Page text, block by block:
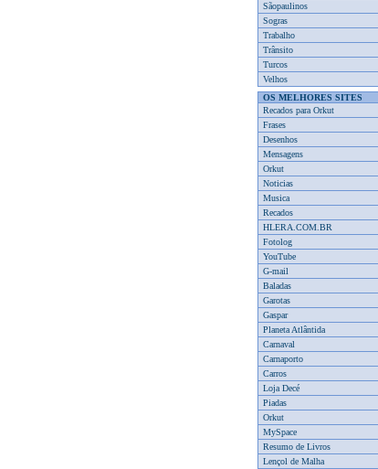
Sãopaulinos
Sogras
Trabalho
Trânsito
Turcos
Velhos
OS MELHORES SITES
Recados para Orkut
Frases
Desenhos
Mensagens
Orkut
Noticias
Musica
Recados
HLERA.COM.BR
Fotolog
YouTube
G-mail
Baladas
Garotas
Gaspar
Planeta Atlântida
Carnaval
Carnaporto
Carros
Loja Decé
Piadas
Orkut
MySpace
Resumo de Livros
Lençol de Malha